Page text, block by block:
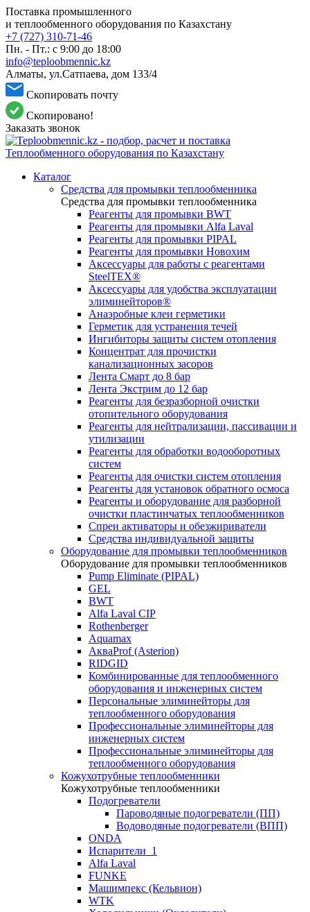
Поставка промышленного
и теплообменного оборудования по Казахстану
+7 (727) 310-71-46
Пн. - Пт.: с 9:00 до 18:00
info@teploobmennic.kz
Алматы, ул.Сатпаева, дом 133/4
Скопировать почту
Скопировано!
Заказать звонок
Каталог
Средства для промывки теплообменника
Средства для промывки теплообменника
Реагенты для промывки BWT
Реагенты для промывки Alfa Laval
Реагенты для промывки PIPAL
Реагенты для промывки Новохим
Аксессуары для работы с реагентами
SteelTEX®
Аксессуары для удобства эксплуатации
элиминейторов®
Анаэробные клеи герметики
Герметик для устранения течей
Ингибиторы защиты систем отопления
Концентрат для прочистки
канализационных засоров
Лента Смарт до 8 бар
Лента Экстрим до 12 бар
Реагенты для безразборной очистки
отопительного оборудования
Реагенты для нейтрализации, пассивации и
утилизации
Реагенты для обработки водооборотных
систем
Реагенты для очистки систем отопления
Реагенты для установок обратного осмоса
Реагенты и оборудование для разборной
очистки пластинчатых теплообменников
Спреи активаторы и обезжириватели
Средства индивидуальной защиты
Оборудование для промывки теплообменников
Оборудование для промывки теплообменников
Pump Eliminate (PIPAL)
GEL
BWT
Alfa Laval CIP
Rothenberger
Aquamax
АкваProf (Asterion)
RIDGID
Комбинированные для теплообменного
оборудования и инженерных систем
Персональные элиминейторы для
теплообменного оборудования
Профессиональные элиминейторы для
инженерных систем
Профессиональные элиминейторы для
теплообменного оборудования
Кожухотрубные теплообменники
Кожухотрубные теплообменники
Подогреватели
Пароводяные подогреватели (ПП)
Водоводяные подогреватели (ВПП)
ONDA
Испарители_1
Alfa Laval
FUNKE
Машимпекс (Кельвион)
WTK